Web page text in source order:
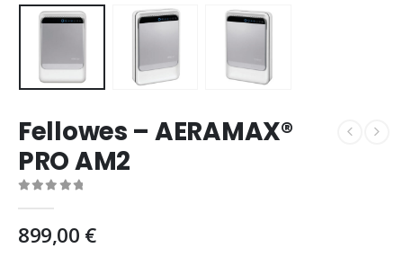
Fellowes – AERAMAX®
PRO AM2
899,00 €